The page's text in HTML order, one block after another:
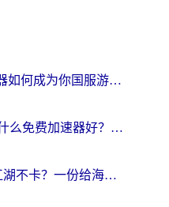
在澳洲，BanG加速器如何成为你国服游戏的“时光机”？
玩崩坏学园2海外用什么免费加速器好？2026海外党亲测国服游戏加速指南
国外如何玩新笑傲江湖不卡？一份给海外游子的终极网络指南